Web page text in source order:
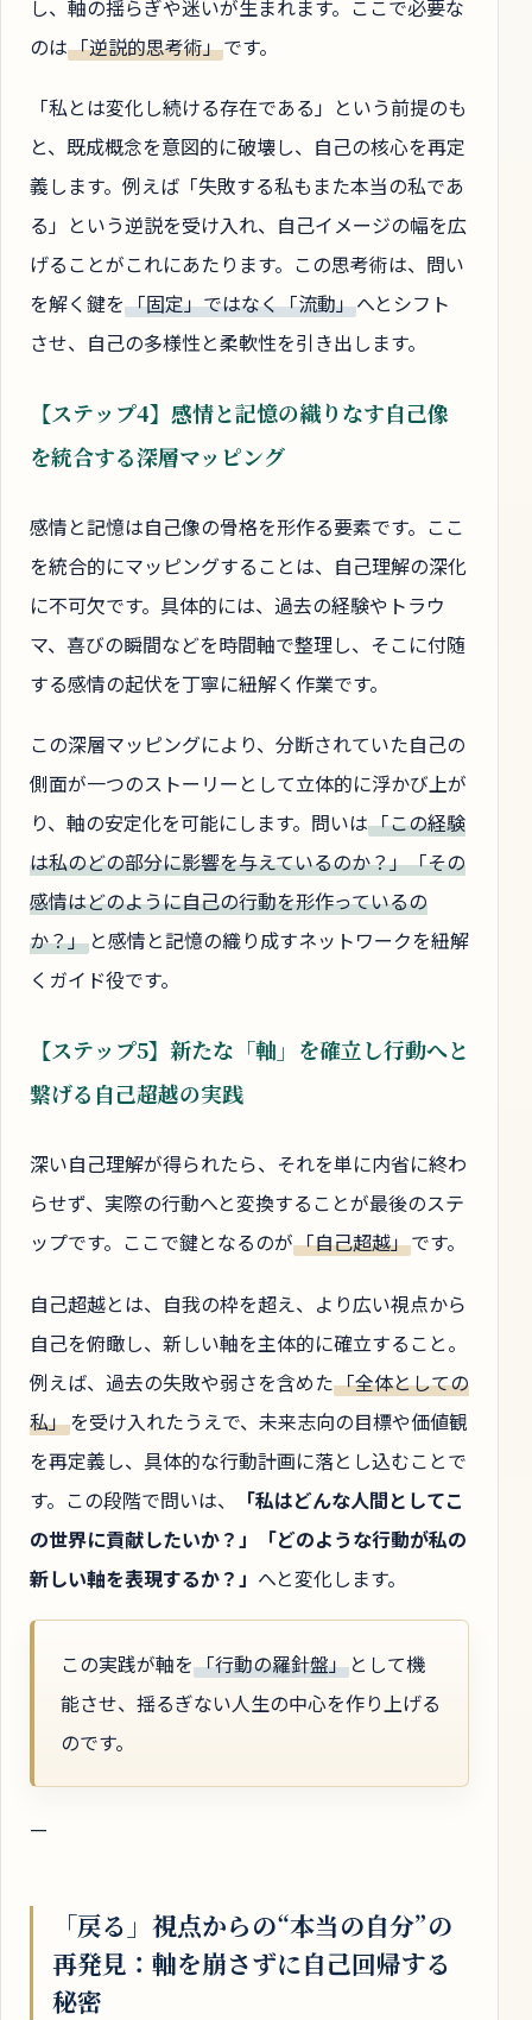
し、軸の揺らぎや迷いが生まれます。ここで必要な
のは「逆説的思考術」です。
「私とは変化し続ける存在である」という前提のも
と、既成概念を意図的に破壊し、自己の核心を再定
義します。例えば「失敗する私もまた本当の私であ
る」という逆説を受け入れ、自己イメージの幅を広
げることがこれにあたります。この思考術は、問い
を解く鍵を「固定」ではなく「流動」へとシフト
させ、自己の多様性と柔軟性を引き出します。
【ステップ4】感情と記憶の織りなす自己像
を統合する深層マッピング
感情と記憶は自己像の骨格を形作る要素です。ここ
を統合的にマッピングすることは、自己理解の深化
に不可欠です。具体的には、過去の経験やトラウ
マ、喜びの瞬間などを時間軸で整理し、そこに付随
する感情の起伏を丁寧に紐解く作業です。
この深層マッピングにより、分断されていた自己の
側面が一つのストーリーとして立体的に浮かび上が
り、軸の安定化を可能にします。問いは「この経験
は私のどの部分に影響を与えているのか？」「その
感情はどのように自己の行動を形作っているの
か？」と感情と記憶の織り成すネットワークを紐解
くガイド役です。
【ステップ5】新たな「軸」を確立し行動へと
繋げる自己超越の実践
深い自己理解が得られたら、それを単に内省に終わ
らせず、実際の行動へと変換することが最後のステ
ップです。ここで鍵となるのが「自己超越」です。
自己超越とは、自我の枠を超え、より広い視点から
自己を俯瞰し、新しい軸を主体的に確立すること。
例えば、過去の失敗や弱さを含めた「全体としての
私」を受け入れたうえで、未来志向の目標や価値観
を再定義し、具体的な行動計画に落とし込むことで
す。この段階で問いは、
「私はどんな人間としてこ
の世界に貢献したいか？」「どのような行動が私の
新しい軸を表現するか？」 へと変化します。
この実践が軸を「行動の羅針盤」として機
能させ、揺るぎない人生の中心を作り上げる
のです。
—
「戻る」視点からの“本当の自分”の
再発見：軸を崩さずに自己回帰する
秘密